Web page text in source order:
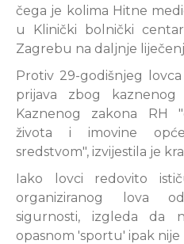
čega je kolima Hitne
u Klinički bolnički
Zagrebu na daljnje
Protiv 29-godišnjeg
prijava zbog
Kaznenog zakona RH
života i imovine
sredstvom", izvijestila je
Iako lovci redovito
organiziranog lova
sigurnosti, izgleda da
opasnom 'sportu' ipak